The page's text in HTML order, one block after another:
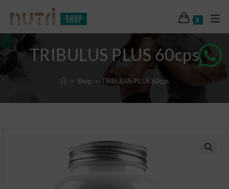
0
TRIBULUS PLUS 60cps
> Shop > TRIBULUS PLUS 60cps